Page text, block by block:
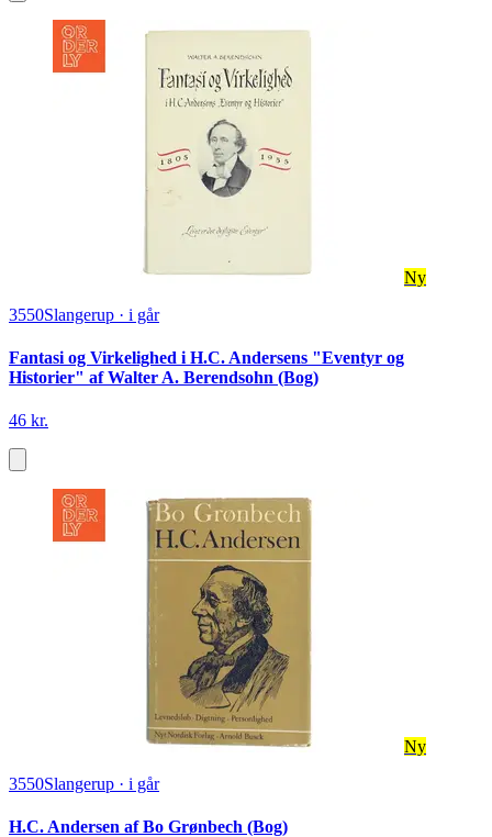
Ny
3550Slangerup · i går
Fantasi og Virkelighed i H.C. Andersens "Eventyr og
Historier" af Walter A. Berendsohn (Bog)
46 kr.
Ny
3550Slangerup · i går
H.C. Andersen af Bo Grønbech (Bog)